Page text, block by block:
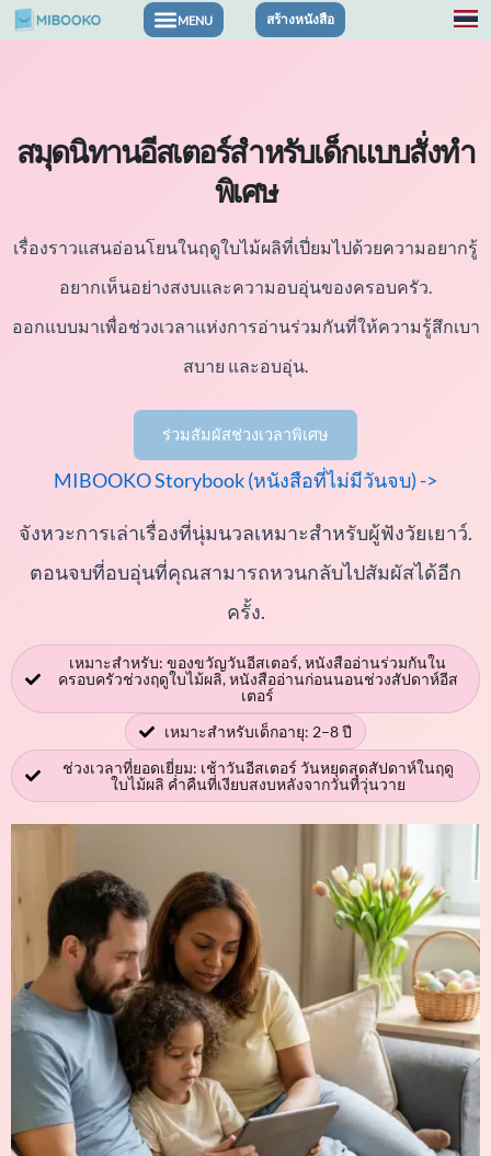
ข้าม
สร้างหนังสือ
สมุดนิทานอีสเตอร์สำหรับเด็กแบบสั่งทำ
พิเศษ
เรื่องราวแสนอ่อนโยนในฤดูใบไม้ผลิที่เปี่ยมไปด้วยความอยากรู้
อยากเห็นอย่างสงบและความอบอุ่นของครอบครัว.
ออกแบบมาเพื่อช่วงเวลาแห่งการอ่านร่วมกันที่ให้ความรู้สึกเบา
สบาย และอบอุ่น.
ร่วมสัมผัสช่วงเวลาพิเศษ
MIBOOKO Storybook (หนังสือที่ไม่มีวันจบ) ->
จังหวะการเล่าเรื่องที่นุ่มนวลเหมาะสำหรับผู้ฟังวัยเยาว์.
ตอนจบที่อบอุ่นที่คุณสามารถหวนกลับไปสัมผัสได้อีก
ครั้ง.
เหมาะสำหรับ: ของขวัญวันอีสเตอร์, หนังสืออ่านร่วมกันใน
ครอบครัวช่วงฤดูใบไม้ผลิ, หนังสืออ่านก่อนนอนช่วงสัปดาห์อีส
เตอร์
เหมาะสำหรับเด็กอายุ: 2–8 ปี
ช่วงเวลาที่ยอดเยี่ยม: เช้าวันอีสเตอร์ วันหยุดสุดสัปดาห์ในฤดู
ใบไม้ผลิ ค่ำคืนที่เงียบสงบหลังจากวันที่วุ่นวาย